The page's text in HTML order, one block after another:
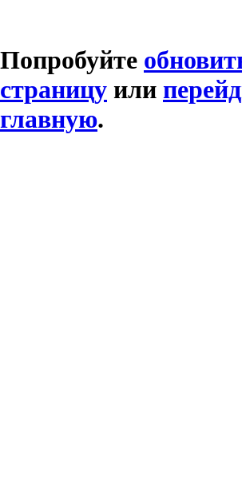
Попробуйте
страницу или
главную.